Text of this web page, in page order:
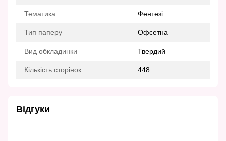
Тематика Фентезі
Тип паперу Офсетна
Вид обкладинки Твердий
Кількість сторінок 448
Відгуки